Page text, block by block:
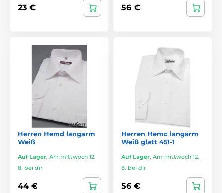
23 € 56 €
Herren Hemd langarm
Weiß
Auf Lager, Am mittwoch 12.
8. bei dir
44 €
Herren Hemd langarm
Weiß glatt 451-1
Auf Lager, Am mittwoch 12.
8. bei dir
56 €